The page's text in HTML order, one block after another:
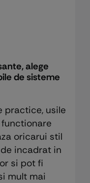
alege
de sisteme
practice, usile
oricarui stil
incadrat in
si pot fi
mult mai